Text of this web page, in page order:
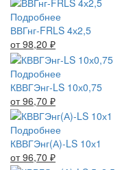
Подробнее
ВВГнг-FRLS 4х2,5
от 98,20 ₽
Подробнее
КВВГЭнг-LS 10х0,75
от 96,70 ₽
Подробнее
КВВГЭнг(А)-LS 10х1
от 96,70 ₽